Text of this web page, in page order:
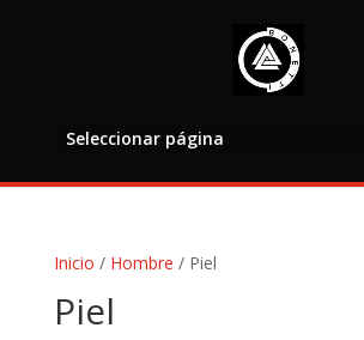
Seleccionar página
Inicio / Hombre / Piel
Piel